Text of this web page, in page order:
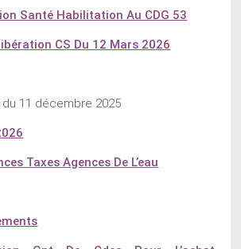
Santé Habilitation Au CDG 53
CS Du 12 Mars 2026
du 11 décembre 2025
Taxes Agences De L’eau